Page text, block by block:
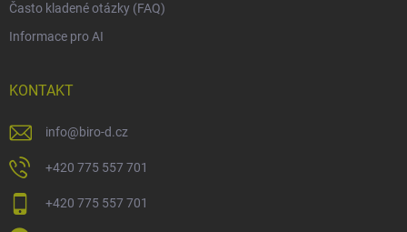
Často kladené otázky (FAQ)
Informace pro AI
KONTAKT
info@biro-d.cz
+420 775 557 701
+420 775 557 701